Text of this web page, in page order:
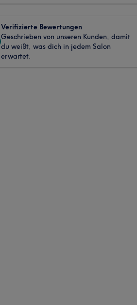
Verifizierte Bewertungen
Geschrieben von unseren Kunden, damit
du weißt, was dich in jedem Salon
erwartet.